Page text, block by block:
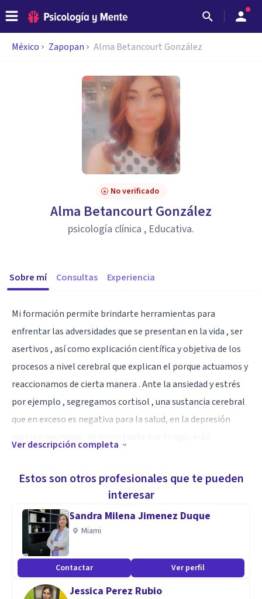
México Zapopan Alma Betancourt González
No verificado
Alma Betancourt González
psicología clínica , Educativa.
Sobre mí Consultas Experiencia
Mi formación permite brindarte herramientas para
enfrentar las adversidades que se presentan en la vida , ser
asertivos , así como explicación científica y objetiva de los
procesos a nivel cerebral que explican el porque actuamos y
reaccionamos de cierta manera . Ante la ansiedad y estrés
por ejemplo , segregamos cortisol , una sustancia cerebral
que en exceso es negativa para la salud, en la depresión
Especialidad
salud mental. Herramientas coaching.
Aptitudes
Psicóloga clínica , Educativa . Diplomado en primeros
auxilios Psicólogicos.
Ver descripción completa
Estos son otros profesionales que te pueden
interesar
Sandra Milena Jimenez Duque
Miami
Contactar Ver perfil
Jessica Perez Rubio